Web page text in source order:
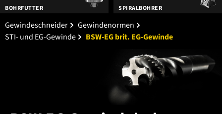
BOHRFUTTER SPIRALBOHRER
Gewindeschneider
Gewindenormen
STI- und EG-Gewinde
BSW-EG brit. EG-Gewinde